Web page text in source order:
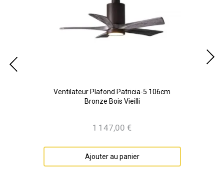
Ventilateur Plafond Patricia-5 106cm
Bronze Bois Vieilli
Prix
1 147,00 €
Ajouter au panier